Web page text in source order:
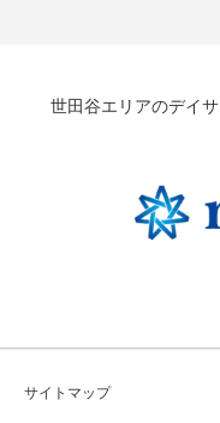
世田谷エリアのデイ
サイトマップ